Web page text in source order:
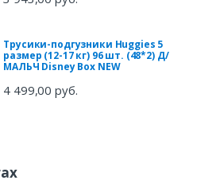
Трусики-подгузники Huggies 5
размер (12-17 кг) 96 шт. (48*2) Д/
МАЛЬЧ Disney Box NEW
4 499,00 руб.